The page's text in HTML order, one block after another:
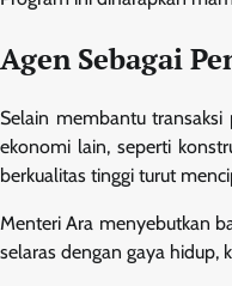
Agen Sebagai
Selain membantu
ekonomi lain, seperti
berkualitas tinggi turut
Menteri Ara menyebutkan
selaras dengan gaya hidup,